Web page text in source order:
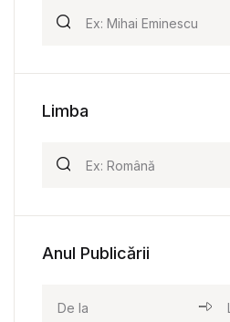
Limba
Anul Publicării